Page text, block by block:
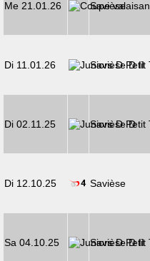
Me 21.01.26 Savièse
Di 11.01.26 Savièse D II
Di 02.11.25 Savièse D
Di 12.10.25 Savièse
Sa 04.10.25 Savièse D II